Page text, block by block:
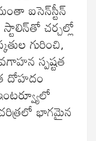
ఐసెన్‍స్టీన్‍
చర్చల్లో
గురించి,
స్పష్టత
దోహదం
భాగమైన